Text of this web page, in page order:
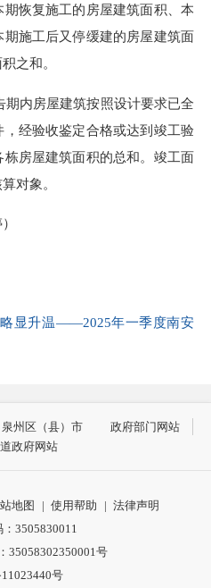
恢复施工的房屋建筑面积、本
施工后又停缓建的房屋建筑面
之和。
内房屋建筑按照设计要求已全
经验收鉴定合格或达到竣工验
房屋建筑面积的总和。竣工面
对象。
显升温——2025年一季度南安
泉州区（县）市
政府部门网站
政府网站
地图 | 使用帮助 | 法律声明
：3505830011
35058302350001号
号